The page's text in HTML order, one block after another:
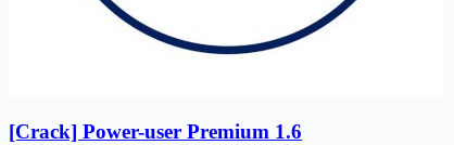
[Crack] Power-user Premium 1.6